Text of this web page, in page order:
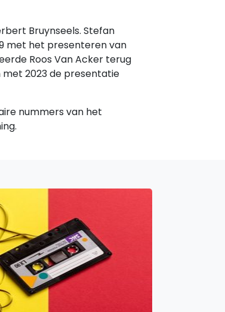
Bruynseels. Stefan
met het presenteren van
Roos Van Acker terug
2023 de presentatie
nummers van het